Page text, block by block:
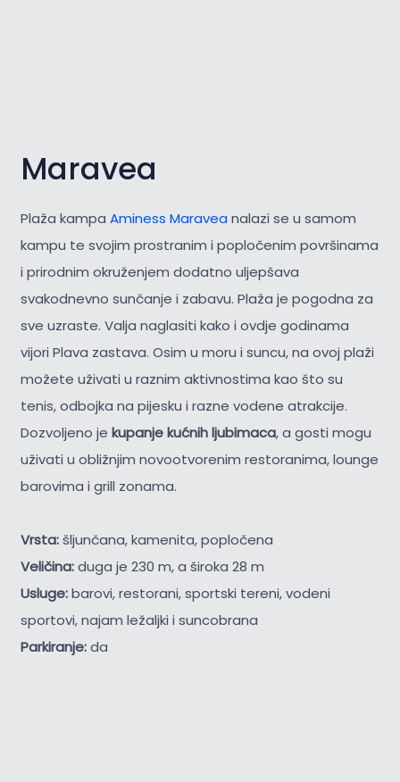
Maravea
Plaža kampa Aminess Maravea nalazi se u samom
kampu te svojim prostranim i popločenim površinama
i prirodnim okruženjem dodatno uljepšava
svakodnevno sunčanje i zabavu. Plaža je pogodna za
sve uzraste. Valja naglasiti kako i ovdje godinama
vijori Plava zastava. Osim u moru i suncu, na ovoj plaži
možete uživati u raznim aktivnostima kao što su
tenis, odbojka na pijesku i razne vodene atrakcije.
Dozvoljeno je kupanje kućnih ljubimaca, a gosti mogu
uživati u obližnjim novootvorenim restoranima, lounge
barovima i grill zonama.
Vrsta:šljunčana, kamenita, popločena
Veličina:duga je 230 m, a široka 28 m
Usluge:barovi, restorani, sportski tereni, vodeni
sportovi, najam ležaljki i suncobrana
Parkiranje:da